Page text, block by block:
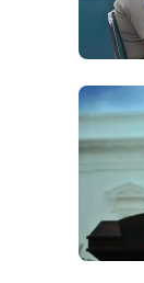
BISNIS